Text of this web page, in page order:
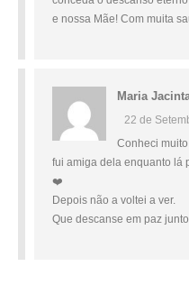
e nossa Mãe! Com muita
Maria
22 de
Conheci
fui amiga dela enquanto lá
❤️
Depois não a voltei a ver.
Que descanse em paz